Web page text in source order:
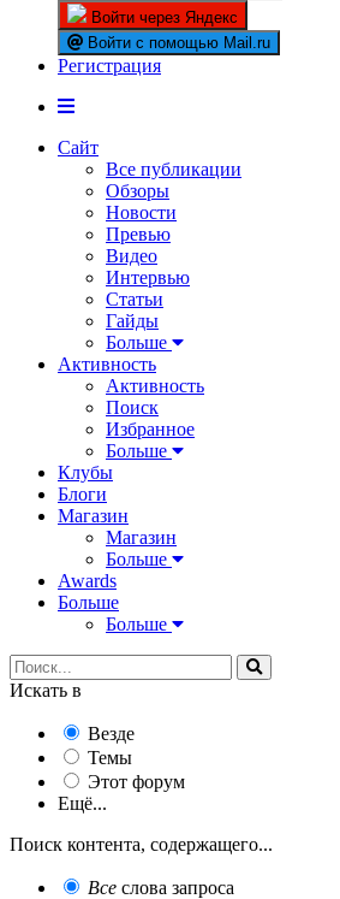
Войти через Яндекс
Войти с помощью Mail.ru
Регистрация
Сайт
Все публикации
Обзоры
Новости
Превью
Видео
Интервью
Статьи
Гайды
Больше
Активность
Активность
Поиск
Избранное
Больше
Клубы
Блоги
Магазин
Магазин
Больше
Awards
Больше
Больше
Искать в
Везде
Темы
Этот форум
Ещё...
Поиск контента, содержащего...
Все слова запроса